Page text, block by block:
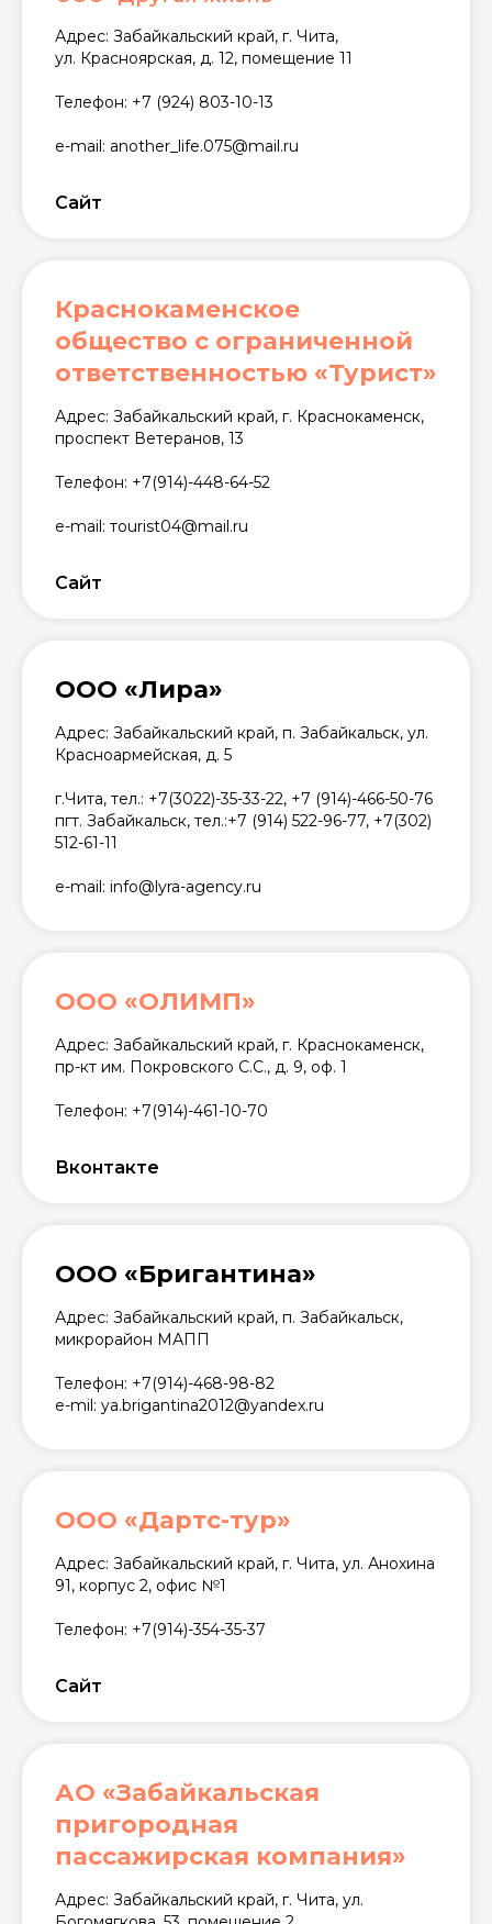
Адрес: Забайкальский край, г. Чита,
ул. Красноярская, д. 12, помещение 11
Телефон: +7 (924) 803-10-13
e-mail: another_life.075@mail.ru
Сайт
Краснокаменское
общество с ограниченной
ответственностью «Турист»
Адрес: Забайкальский край, г. Краснокаменск,
проспект Ветеранов, 13
Телефон: +7(914)-448-64-52
e-mail: тourist04@mail.ru
Сайт
ООО «Лира»
Адрес: Забайкальский край, п. Забайкальск, ул.
Красноармейская, д. 5
г.Чита, тел.: +7(3022)-35-33-22, +7 (914)-466-50-76
пгт. Забайкальск, тел.:+7 (914) 522-96-77, +7(302)
512-61-11
e-mail: info@lyra-agency.ru
ООО «ОЛИМП»
Адрес: Забайкальский край, г. Краснокаменск,
пр-кт им. Покровского С.С., д. 9, оф. 1
Телефон: +7(914)-461-10-70
Вконтакте
ООО «Бригантина»
Адрес: Забайкальский край, п. Забайкальск,
микрорайон МАПП
Телефон: +7(914)-468-98-82
e-mil: ya.brigantina2012@yandex.ru
ООО «Дартс-тур»
Адрес: Забайкальский край, г. Чита, ул. Анохина
91, корпус 2, офис №1
Телефон: +7(914)-354-35-37
Сайт
АО «Забайкальская
пригородная
пассажирская компания»
Адрес: Забайкальский край, г. Чита, ул.